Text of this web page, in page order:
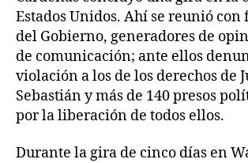
Estados Unidos. Ahí se reunió
del Gobierno, generadores de
de comunicación; ante ellos
violación a los de los derechos de
Sebastián y más de 140 presos
por la liberación de todos ellos.
Durante la gira de cinco días en